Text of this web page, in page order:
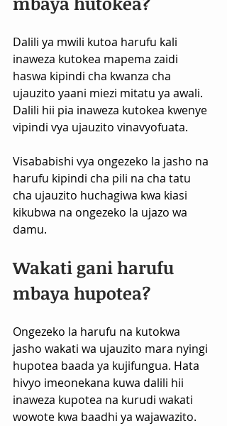
Dalili ya mwili kutoa harufu kali
inaweza kutokea mapema zaidi
haswa kipindi cha kwanza cha
ujauzito yaani miezi mitatu ya awali.
Dalili hii pia inaweza kutokea kwenye
vipindi vya ujauzito vinavyofuata.
Visababishi vya ongezeko la jasho na
harufu kipindi cha pili na cha tatu
cha ujauzito huchagiwa kwa kiasi
kikubwa na ongezeko la ujazo wa
damu.
Wakati gani harufu
mbaya hupotea?
Ongezeko la harufu na kutokwa
jasho wakati wa ujauzito mara nyingi
hupotea baada ya kujifungua. Hata
hivyo imeonekana kuwa dalili hii
inaweza kupotea na kurudi wakati
wowote kwa baadhi ya wajawazito.